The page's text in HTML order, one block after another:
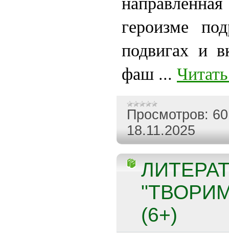
героизме
подвигах и
фаш ...
Просмотров: 60
18.11.2025
(6+)